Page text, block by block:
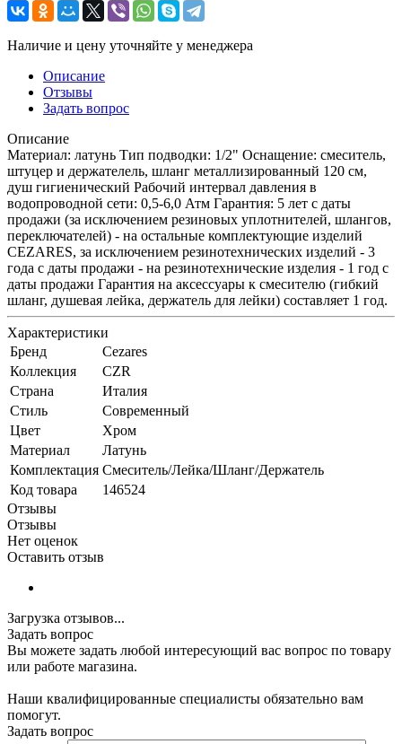
Наличие и цену уточняйте у менеджера
Описание
Отзывы
Задать вопрос
Описание
Материал: латунь Тип подводки: 1/2" Оснащение: смеситель,
штуцер и держателель, шланг металлизированный 120 см,
душ гигиенический Рабочий интервал давления в
водопроводной сети: 0,5-6,0 Атм Гарантия: 5 лет с даты
продажи (за исключением резиновых уплотнителей, шлангов,
переключателей) - на остальные комплектующие изделий
CEZARES, за исключением резинотехнических изделий - 3
года с даты продажи - на резинотехнические изделия - 1 год с
даты продажи Гарантия на аксессуары к смесителю (гибкий
шланг, душевая лейка, держатель для лейки) составляет 1 год.
Характеристики
Бренд
Cezares
Коллекция
CZR
Страна
Италия
Стиль
Современный
Цвет
Хром
Материал
Латунь
Комплектация Смеситель/Лейка/Шланг/Держатель
Код товара
146524
Отзывы
Отзывы
Нет оценок
Оставить отзыв
Загрузка отзывов...
Задать вопрос
Вы можете задать любой интересующий вас вопрос по товару
или работе магазина.
Наши квалифицированные специалисты обязательно вам
помогут.
Задать вопрос